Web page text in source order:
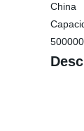
China